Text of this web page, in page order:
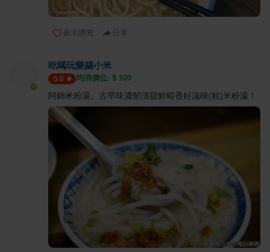
表示讚賞 分享
吃喝玩樂踢小米
5.0 均消價位: $ 100
阿錦米粉湯。古早味濃郁清甜鮮蝦香好滋味(粗)米粉湯！